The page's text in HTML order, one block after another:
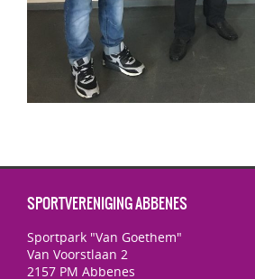
SPORTVERENIGING ABBENES
Sportpark "Van Goethem"
Van Voorstlaan 2
2157 PM Abbenes